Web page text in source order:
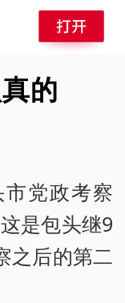
的
党政考察
是包头继9
之后的第二